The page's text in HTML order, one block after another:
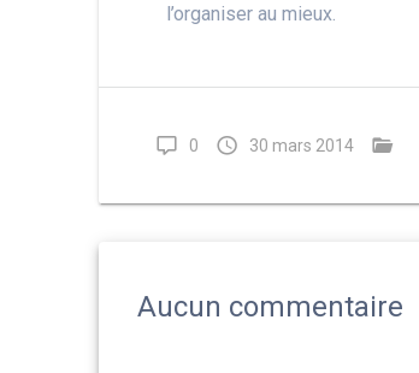
l’organiser au mieux.
0 30 mars 2014
Aucun commentaire